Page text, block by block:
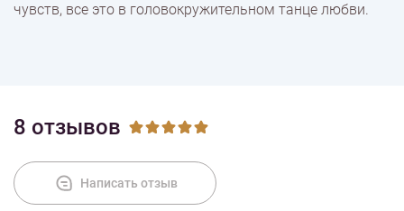
чувств, все это в головокружительном танце любви.
8 отзывов
Написать отзыв